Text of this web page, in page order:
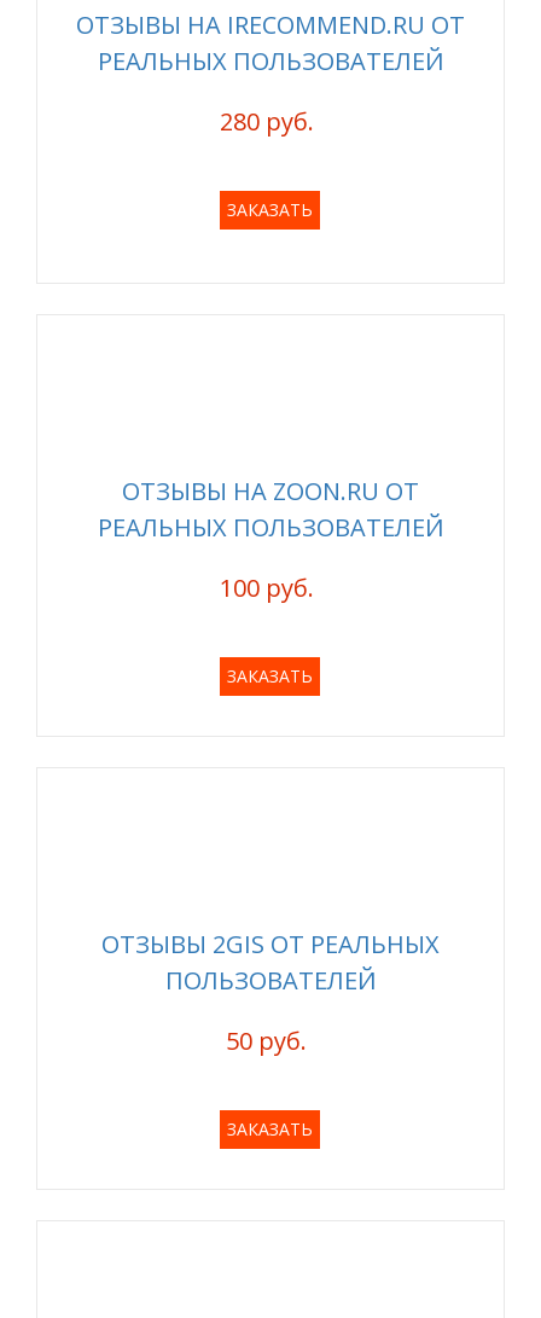
ОТЗЫВЫ НА IRECOMMEND.RU ОТ
РЕАЛЬНЫХ ПОЛЬЗОВАТЕЛЕЙ
280 руб.
ЗАКАЗАТЬ
ОТЗЫВЫ НА ZOON.RU ОТ
РЕАЛЬНЫХ ПОЛЬЗОВАТЕЛЕЙ
100 руб.
ЗАКАЗАТЬ
ОТЗЫВЫ 2GIS ОТ РЕАЛЬНЫХ
ПОЛЬЗОВАТЕЛЕЙ
50 руб.
ЗАКАЗАТЬ